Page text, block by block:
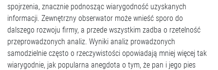
spojrzenia, znacznie podnosząc wiarygodność uzyskanych
informacji. Zewnętrzny obserwator może wnieść sporo do
dalszego rozwoju firmy, a przede wszystkim zadba o rzetelność
przeprowadzonych analiz. Wyniki analiz prowadzonych
samodzielnie często o rzeczywistości opowiadają mniej więcej tak
wiarygodnie, jak popularna anegdota o tym, że pan i jego pies